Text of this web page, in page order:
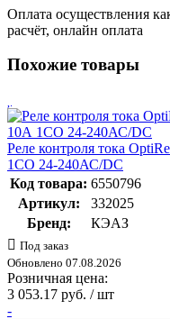
Оплата осуществления
расчёт, онлайн оплата
Похожие товары
Реле контроля тока
1СО 24-240АС/DC
Код товара: 6550796
Артикул:
332025
Бренд:
КЭАЗ
Под заказ
Обновлено 07.08.2026
Розничная цена:
3 053.17 руб. / шт
-